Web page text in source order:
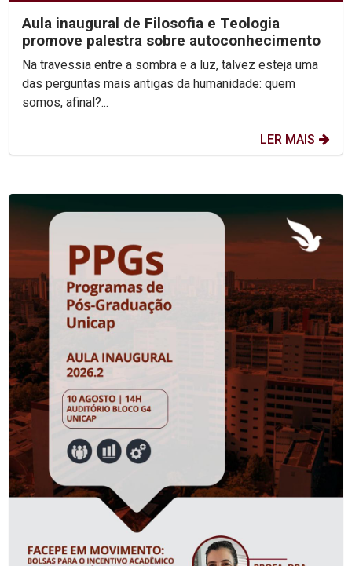
Aula inaugural de Filosofia e Teologia
promove palestra sobre autoconhecimento
Na travessia entre a sombra e a luz, talvez esteja uma
das perguntas mais antigas da humanidade: quem
somos, afinal?...
LER MAIS